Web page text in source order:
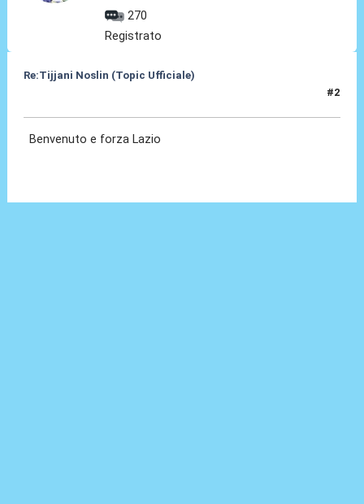
270
Registrato
Re:Tijjani Noslin (Topic Ufficiale)
#2
Benvenuto e forza Lazio